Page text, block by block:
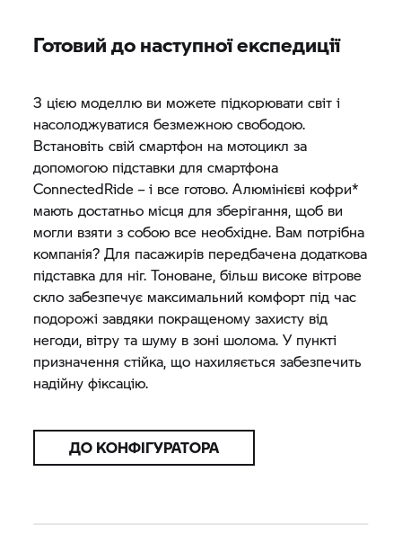
Готовий до наступної експедиції
З цією моделлю ви можете підкорювати світ і
насолоджуватися безмежною свободою.
Встановіть свій смартфон на мотоцикл за
допомогою підставки для смартфона
ConnectedRide – і все готово. Алюмінієві кофри*
мають достатньо місця для зберігання, щоб ви
могли взяти з собою все необхідне. Вам потрібна
компанія? Для пасажирів передбачена додаткова
підставка для ніг. Тоноване, більш високе вітрове
скло забезпечує максимальний комфорт під час
подорожі завдяки покращеному захисту від
негоди, вітру та шуму в зоні шолома. У пункті
призначення стійка, що нахиляється забезпечить
надійну фіксацію.
ДО КОНФІГУРАТОРА